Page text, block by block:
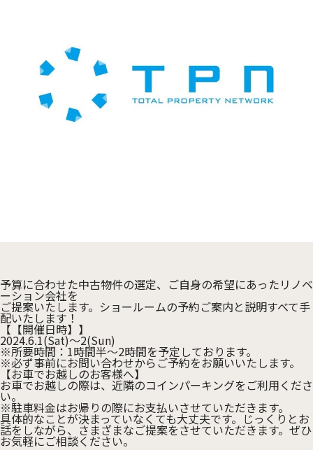
予算に合わせた中古物件の選定、ご自身の希望にあったリノベ
ーション会社を
ご提案いたします。ショールームの予約ご案内と説明すべて手
配いたします！
【【開催日時】】
2024.6.1(Sat)～2(Sun)
※所要時間：1時間半～2時間を予定しております。
※必ず事前にお問い合わせからご予約をお願いいたします。
【お車でお越しのお客様へ】
お車でお越しの際は、近隣のコインパーキングをご利用くださ
い。
※駐車料金はお帰りの際にお支払いさせていただきます。
具体的なことが決まっていなくても大丈夫です。じっくりとお
話をしながら、さまざまなご提案をさせていただきます。ぜひ
お気軽にご相談ください。